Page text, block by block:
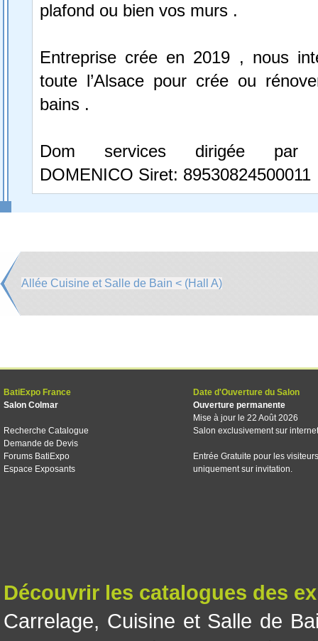
plafond ou bien vos murs .
Entreprise crée en 2019 , nous
toute l’Alsace pour crée ou
bains .
Dom services dirigée par
DOMENICO Siret: 89530824500011
Allée Cuisine et Salle de Bain < (Hall A)
BatiExpo France
Salon Colmar
Recherche Catalogue
Demande de Devis
Forums BatiExpo
Espace Exposants
Date d'Ouverture du Salon
Ouverture permanente
Mise à jour le 22 Août 2026
Salon exclusivement sur internet
Entrée Gratuite pour les visiteurs
uniquement sur invitation.
Découvrir les catalogues des
Carrelage, Cuisine et Salle de